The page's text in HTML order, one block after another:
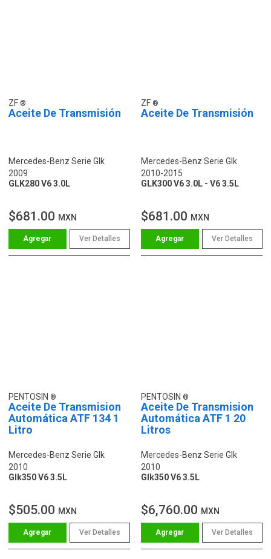
ZF
Aceite De Transmisión
Mercedes-Benz Serie Glk
2009
GLK280 V6 3.0L
$681.00 MXN
Ver Detalles
ZF
Aceite De Transmisión
Mercedes-Benz Serie Glk
2010-2015
GLK300 V6 3.0L - V6 3.5L
$681.00 MXN
Ver Detalles
PENTOSIN
Aceite De Transmision
Automática ATF 134 1
Litro
Mercedes-Benz Serie Glk
2010
Glk350 V6 3.5L
$505.00 MXN
Ver Detalles
PENTOSIN
Aceite De Transmision
Automática ATF 1 20
Litros
Mercedes-Benz Serie Glk
2010
Glk350 V6 3.5L
$6,760.00 MXN
Ver Detalles